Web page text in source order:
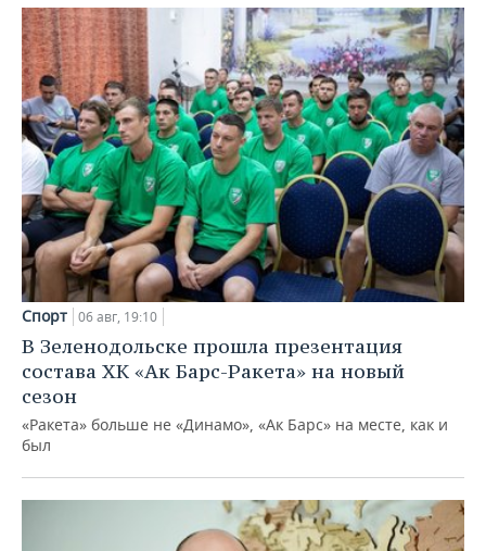
Спорт 06 авг, 19:10
В Зеленодольске прошла презентация
состава ХК «Ак Барс-Ракета» на новый
сезон
«Ракета» больше не «Динамо», «Ак Барс» на месте, как и
был